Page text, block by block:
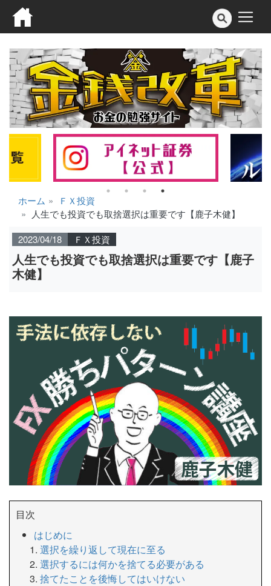
ホーム
ＦＸ投資
人生でも投資でも取捨選択は重要です【鹿子木健】
2023/04/18
ＦＸ投資
人生でも投資でも取捨選択は重要です【鹿子
木健】
目次
はじめに
選択を繰り返して現在に至る
選択するには何かを捨てる必要がある
捨てたことを後悔してはいけない